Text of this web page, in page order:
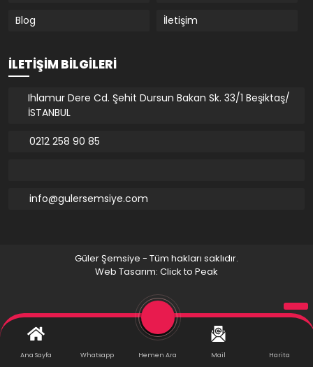
Blog İletişim
İLETIŞIM BILGILERI
Ihlamur Dere Cd. Şehit Dursun Bakan Sk. 33/1 Beşiktaş/
İSTANBUL
0212 258 90 85
info@gulersemsiye.com
Güler Şemsiye - Tüm hakları saklıdır.
Web Tasarım: Click to Peak
Ana Sayfa Whatsapp Hemen Ara Mail Harita